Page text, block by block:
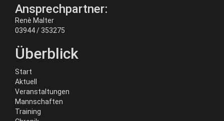
Ansprechpartner:
Renè Malter
03944 / 353275
Überblick
Start
Aktuell
Veranstaltungen
Mannschaften
Training